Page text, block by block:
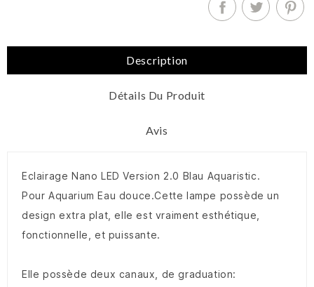
Description
Détails Du Produit
Avis
Eclairage Nano LED Version 2.0 Blau Aquaristic.
Pour Aquarium Eau douce.Cette lampe possède un
design extra plat, elle est vraiment esthétique,
fonctionnelle, et puissante.
Elle possède deux canaux, de graduation: